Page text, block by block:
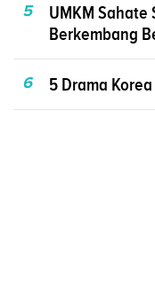
5
UMKM Sahate
Berkembang
6 5 Drama